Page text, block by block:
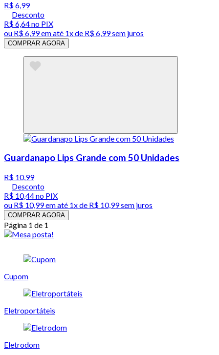
R$ 6,99
Desconto
R$ 6,64no PIX
ou R$ 6,99em até 1x de R$ 6,99sem juros
COMPRAR AGORA
Guardanapo Lips Grande com 50 Unidades
R$ 10,99
Desconto
R$ 10,44no PIX
ou R$ 10,99em até 1x de R$ 10,99sem juros
COMPRAR AGORA
Página 1 de 1
Cupom
Eletroportáteis
Eletrodom